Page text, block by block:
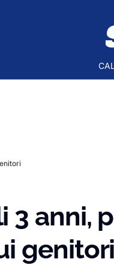
3 anni,
genitori